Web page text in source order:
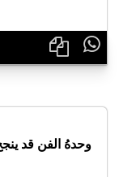

وحدهُ الفن قد